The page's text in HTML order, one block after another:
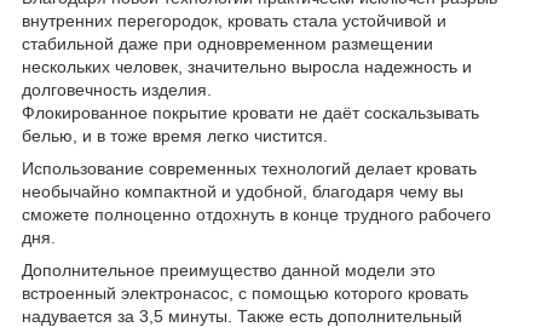
внутренних перегородок, кровать стала устойчивой и
стабильной даже при одновременном размещении
нескольких человек, значительно выросла надежность и
долговечность изделия.
Флокированное покрытие кровати не даёт соскальзывать
белью, и в тоже время легко чистится.
Использование современных технологий делает кровать
необычайно компактной и удобной, благодаря чему вы
сможете полноценно отдохнуть в конце трудного рабочего
дня.
Дополнительное преимущество данной модели это
встроенный электронасос, с помощью которого кровать
надувается за 3,5 минуты. Также есть дополнительный